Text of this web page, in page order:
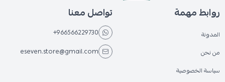
روابط مهمة
المدونة
من نحن
سياسة الخصوصية
تواصل معنا
+966566229730
eseven.store@gmail.com